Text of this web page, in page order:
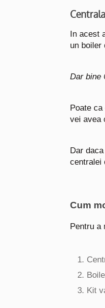
In acest
un boiler
Dar bine
Poate
vei avea
Dar
centralei
Cum
Pentru a
Kit